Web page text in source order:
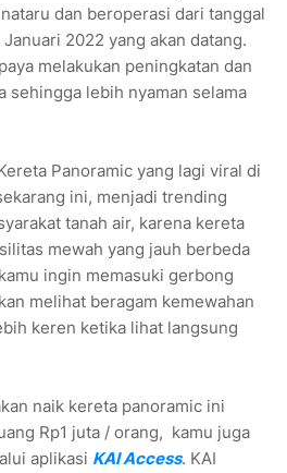
dan beroperasi dari tanggal
2022 yang akan datang.
melakukan peningkatan dan
sehingga lebih nyaman selama
Panoramic yang lagi viral di
ini, menjadi trending
tanah air, karena kereta
mewah yang jauh berbeda
ingin memasuki gerbong
melihat beragam kemewahan
keren ketika lihat langsung
naik kereta panoramic ini
Rp1 juta / orang, kamu juga
aplikasi KAI Access. KAI